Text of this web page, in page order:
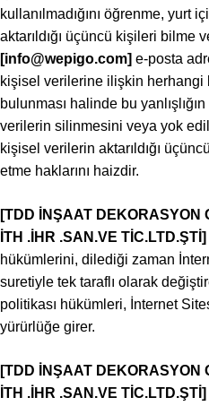
kullanılmadığını öğrenme, yurt
aktarıldığı üçüncü kişileri bilme
[info@wepigo.com] e-posta
kişisel verilerine ilişkin herhangi
bulunması halinde bu
verilerin silinmesini veya yok
kişisel verilerin aktarıldığı
etme haklarını haizdir.
[TDD İNŞAAT DEKORASYON
İTH .İHR .SAN.VE TİC.LTD.ŞTİ ]
hükümlerini, dilediği zaman
suretiyle tek taraflı olarak
politikası hükümleri, İnternet
yürürlüğe girer.
[TDD İNŞAAT DEKORASYON
İTH .İHR .SAN.VE TİC.LTD.ŞTİ ]